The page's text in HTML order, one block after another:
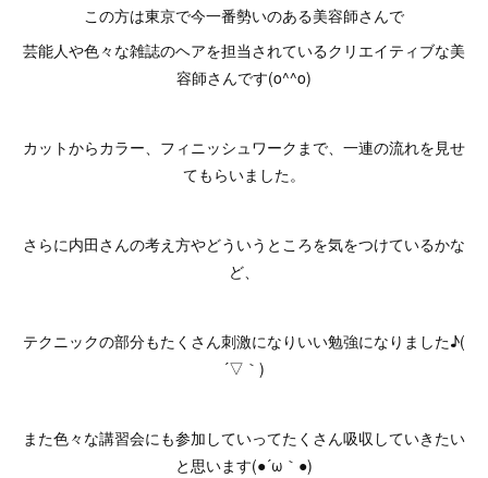
この方は東京で今一番勢いのある美容師さんで
芸能人や色々な雑誌のヘアを担当されているクリエイティブな美
容師さんです(o^^o)
カットからカラー、フィニッシュワークまで、一連の流れを見せ
てもらいました。
さらに内田さんの考え方やどういうところを気をつけているかな
ど、
テクニックの部分もたくさん刺激になりいい勉強になりました♪(
´▽｀)
また色々な講習会にも参加していってたくさん吸収していきたい
と思います(●´ω｀●)